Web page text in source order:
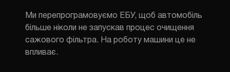
Ми перепрограмовуємо ЕБУ, щоб автомобіль
більше ніколи не запускав процес очищення
сажового фільтра. На роботу машини це не
впливає.